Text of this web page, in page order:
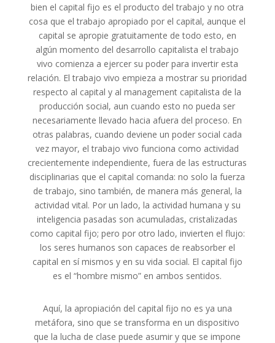
bien el capital fijo es el producto del trabajo y no otra
cosa que el trabajo apropiado por el capital, aunque el
capital se apropie gratuitamente de todo esto, en
algún momento del desarrollo capitalista el trabajo
vivo comienza a ejercer su poder para invertir esta
relación. El trabajo vivo empieza a mostrar su prioridad
respecto al capital y al management capitalista de la
producción social, aun cuando esto no pueda ser
necesariamente llevado hacia afuera del proceso. En
otras palabras, cuando deviene un poder social cada
vez mayor, el trabajo vivo funciona como actividad
crecientemente independiente, fuera de las estructuras
disciplinarias que el capital comanda: no solo la fuerza
de trabajo, sino también, de manera más general, la
actividad vital. Por un lado, la actividad humana y su
inteligencia pasadas son acumuladas, cristalizadas
como capital fijo; pero por otro lado, invierten el flujo:
los seres humanos son capaces de reabsorber el
capital en sí mismos y en su vida social. El capital fijo
es el “hombre mismo” en ambos sentidos.
Aquí, la apropiación del capital fijo no es ya una
metáfora, sino que se transforma en un dispositivo
que la lucha de clase puede asumir y que se impone